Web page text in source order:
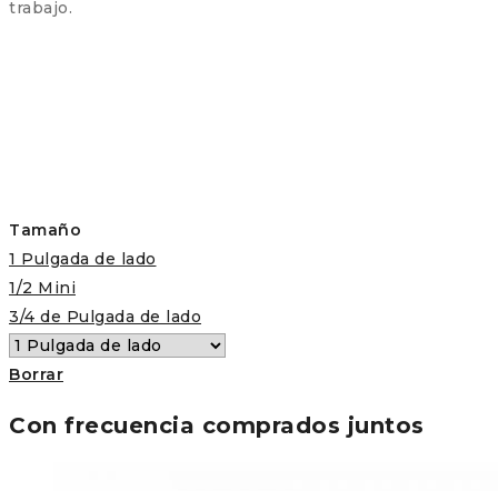
trabajo.
Tamaño
1 Pulgada de lado
1/2 Mini
3/4 de Pulgada de lado
Borrar
Con frecuencia comprados juntos